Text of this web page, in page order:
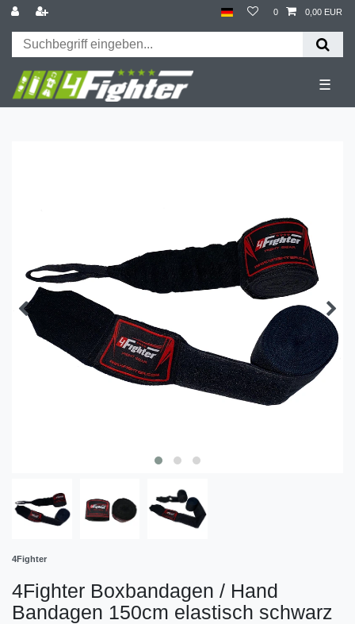
0 0,00 EUR
☰
4Fighter
4Fighter Boxbandagen / Hand
Bandagen 150cm elastisch schwarz